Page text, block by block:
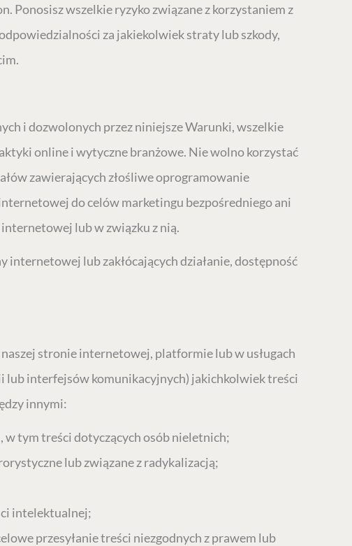
wszelkie ryzyko związane z korzystaniem z
za jakiekolwiek straty lub szkody,
i dozwolonych przez niniejsze Warunki, wszelkie
online i wytyczne branżowe. Nie wolno korzystać
zawierających złośliwe oprogramowanie
do celów marketingu bezpośredniego ani
lub w związku z nią.
lub zakłócających działanie, dostępność
stronie internetowej, platformie lub w usługach
interfejsów komunikacyjnych) jakichkolwiek treści
innymi:
tym treści dotyczących osób nieletnich;
lub związane z radykalizacją;
intelektualnej;
przesyłanie treści niezgodnych z prawem lub